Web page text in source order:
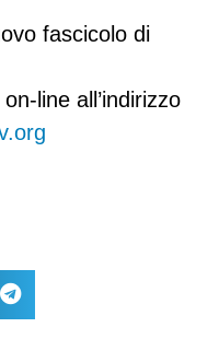
fascicolo di
line all’indirizzo